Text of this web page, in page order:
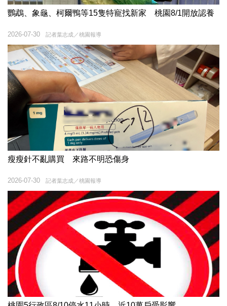
鸚鵡、象龜、柯爾鴨等15隻特寵找新家 桃園8/1開放認養
記者葉志成／桃園報導
2026-07-30
瘦瘦針不亂購買 來路不明恐傷身
記者葉志成／桃園報導
2026-07-30